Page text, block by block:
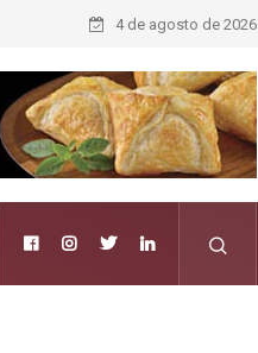
4 de agosto de 2026